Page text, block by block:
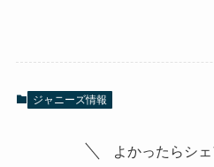
ジャニーズ情報
よかったらシェ